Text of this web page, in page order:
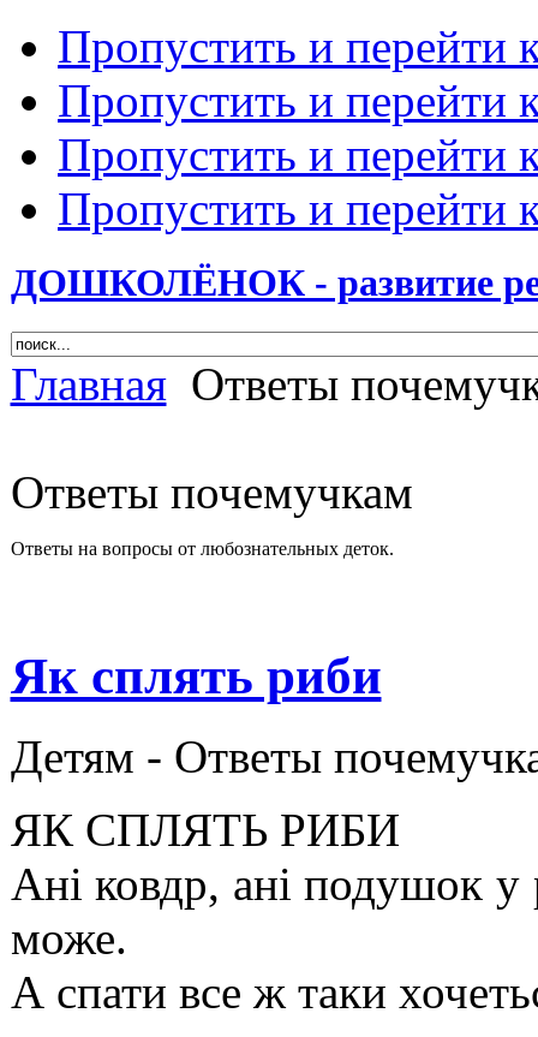
Пропустить и перейти
Пропустить и перейти
Пропустить и перейти
Пропустить и перейти
ДОШКОЛЁНОК - развитие
Главная Ответы
Ответы почемучкам
Ответы на вопросы от любознательных деток.
Як сплять риби
Детям - Ответы
ЯК СПЛЯТЬ РИБИ
Ані ковдр, ані подушок
може.
А спати все ж таки